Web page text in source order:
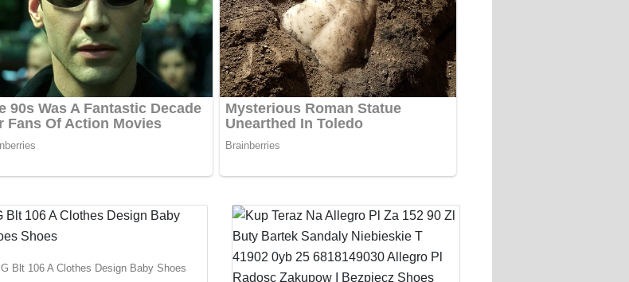
G Blt 106 A Clothes Design Baby Shoes